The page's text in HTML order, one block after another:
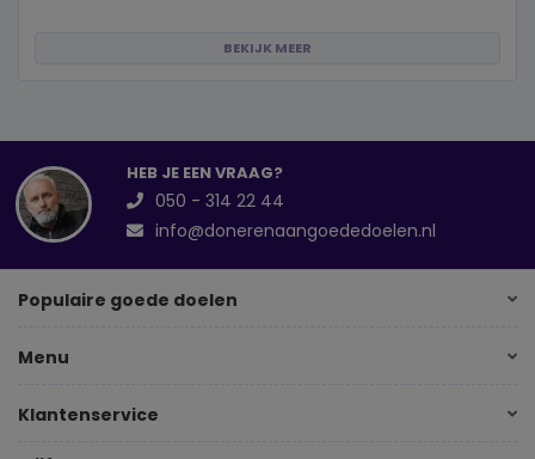
BEKIJK MEER
HEB JE EEN VRAAG?
050 - 314 22 44
info@donerenaangoededoelen.nl
Populaire goede doelen
Menu
Klantenservice